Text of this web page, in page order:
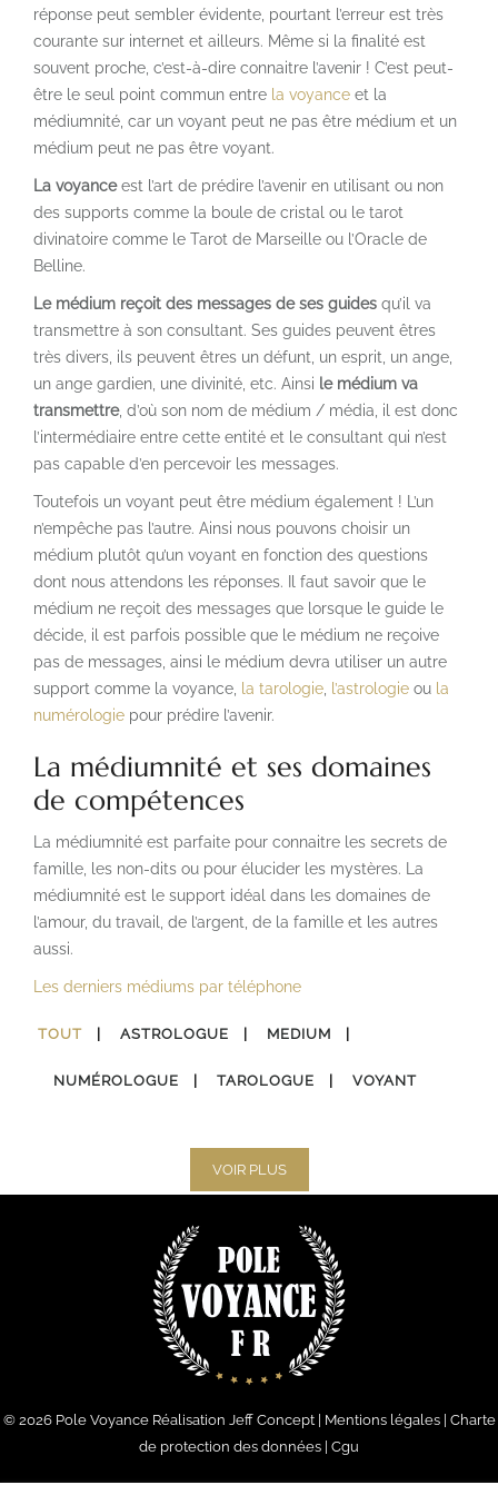
réponse peut sembler évidente, pourtant l’erreur est très
courante sur internet et ailleurs. Même si la finalité est
souvent proche, c’est-à-dire connaitre l’avenir ! C’est peut-
être le seul point commun entre la voyance et la
médiumnité, car un voyant peut ne pas être médium et un
médium peut ne pas être voyant.
La voyanceest l’art de prédire l’avenir en utilisant ou non
des supports comme la boule de cristal ou le tarot
divinatoire comme le Tarot de Marseille ou l’Oracle de
Belline.
Le médium reçoit des messages de ses guides qu’il va
transmettre à son consultant. Ses guides peuvent êtres
très divers, ils peuvent êtres un défunt, un esprit, un ange,
un ange gardien, une divinité, etc. Ainsi le médium va
transmettre, d’où son nom de médium / média, il est donc
l’intermédiaire entre cette entité et le consultant qui n’est
pas capable d’en percevoir les messages.
Toutefois un voyant peut être médium également ! L’un
n’empêche pas l’autre. Ainsi nous pouvons choisir un
médium plutôt qu’un voyant en fonction des questions
dont nous attendons les réponses. Il faut savoir que le
médium ne reçoit des messages que lorsque le guide le
décide, il est parfois possible que le médium ne reçoive
pas de messages, ainsi le médium devra utiliser un autre
support comme la voyance,
la tarologie l’astrologie ou la
numérologie pour prédire l’avenir.
La médiumnité et ses domaines
de compétences
La médiumnité est parfaite pour connaitre les secrets de
famille, les non-dits ou pour élucider les mystères. La
médiumnité est le support idéal dans les domaines de
l’amour, du travail, de l’argent, de la famille et les autres
aussi.
Les derniers médiums par téléphone
TOUT ASTROLOGUE MEDIUM
NUMÉROLOGUE TAROLOGUE VOYANT
VOIR PLUS
© 2026 Pole VoyanceRéalisation Jeff Concept| Mentions légales| Charte
de protection des données Cgu